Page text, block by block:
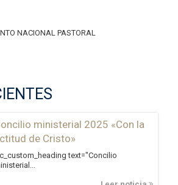
NACIONAL PASTORAL
ministerial 2025 «Con la
de Cristo»
text="Concilio